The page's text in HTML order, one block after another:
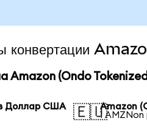
конвертации
Amazon (Ondo
в Доллар США
🇪🇺Amazon
1